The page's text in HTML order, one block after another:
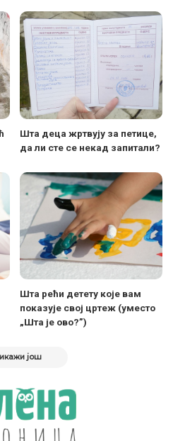
Шта деца жртвују за петице,
да ли сте се некад запитали?
Шта рећи детету које вам
показује свој цртеж (уместо
„Шта је ово?”)
још